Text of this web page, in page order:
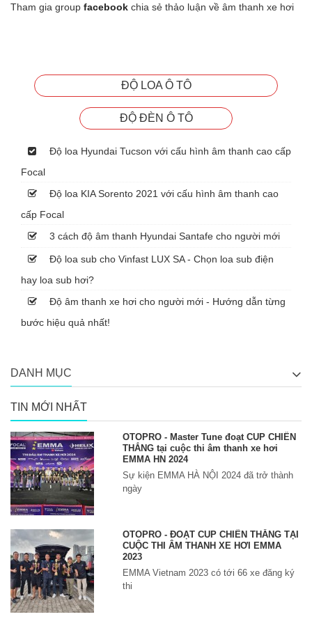
Tham gia group facebook chia sẻ thảo luận về âm thanh xe hơi
ĐỘ LOA Ô TÔ
ĐỘ ĐÈN Ô TÔ
Độ loa Hyundai Tucson với cấu hình âm thanh cao cấp
Focal
Độ loa KIA Sorento 2021 với cấu hình âm thanh cao
cấp Focal
3 cách độ âm thanh Hyundai Santafe cho người mới
Độ loa sub cho Vinfast LUX SA - Chọn loa sub điện
hay loa sub hơi?
Độ âm thanh xe hơi cho người mới - Hướng dẫn từng
bước hiệu quả nhất!
DANH MỤC
TIN MỚI NHẤT
OTOPRO - Master Tune đoạt CUP CHIẾN
THẮNG tại cuộc thi âm thanh xe hơi
EMMA HN 2024
Sự kiện EMMA HÀ NỘI 2024 đã trở thành
ngày
OTOPRO - ĐOẠT CUP CHIẾN THẮNG TẠI
CUỘC THI ÂM THANH XE HƠI EMMA
2023
EMMA Vietnam 2023 có tới 66 xe đăng ký
thi